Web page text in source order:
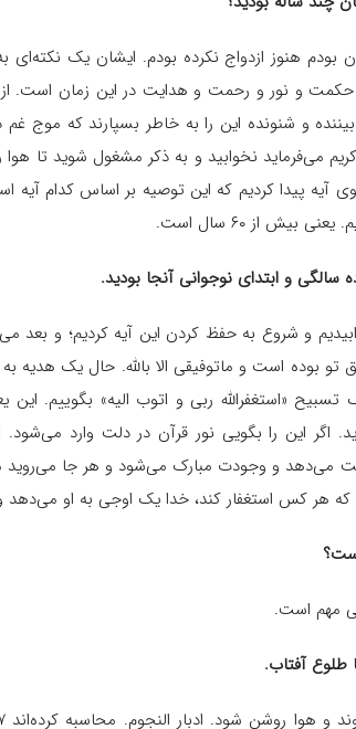
بودم هنوز ازدواج نکرده بودم. ایشان یک
حکمت و نور و رحمت و هدایت در این زمان است. از
بیننده و شنونده این را به خاطر بسپارند که موج
می‌فرماید نخوابید و به ذکر مشغول شوید تا
آیه پیدا کردیم که این توصیه بر اساس کدام آیه
بیش از ۶۰ سال است.
سالگی و ابتدای نوجوانی آنجا بودید.
و شروع به حفظ کردن این آیه کردیم؛ و بعد
بوده است و ماتوفیقی الا بالله. حال یک هدیه
«استغفرالله ربی و اتوب الیه» بگوییم. این
اگر این را بگویی نور قرآن در دلت وارد
می‌دهد و وجودت مبارک می‌شود و هر جا می‌روید
مهم است.
طلوع آفتاب.